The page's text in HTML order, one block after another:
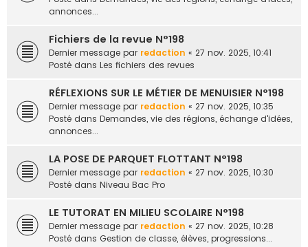
annonces...
Fichiers de la revue N°198
Dernier message par redaction « 27 nov. 2025, 10:41
Posté dans Les fichiers des revues
RÉFLEXIONS SUR LE MÉTIER DE MENUISIER N°198
Dernier message par redaction « 27 nov. 2025, 10:35
Posté dans Demandes, vie des régions, échange d'idées,
annonces...
LA POSE DE PARQUET FLOTTANT N°198
Dernier message par redaction « 27 nov. 2025, 10:30
Posté dans Niveau Bac Pro
LE TUTORAT EN MILIEU SCOLAIRE N°198
Dernier message par redaction « 27 nov. 2025, 10:28
Posté dans Gestion de classe, élèves, progressions...